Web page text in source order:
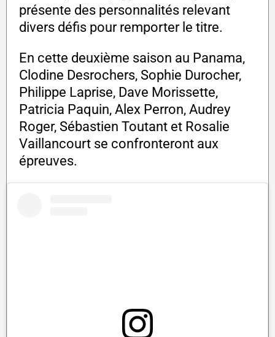
présente des personnalités relevant
divers défis pour remporter le titre.
En cette deuxième saison au Panama,
Clodine Desrochers, Sophie Durocher,
Philippe Laprise, Dave Morissette,
Patricia Paquin, Alex Perron, Audrey
Roger, Sébastien Toutant et Rosalie
Vaillancourt se confronteront aux
épreuves.